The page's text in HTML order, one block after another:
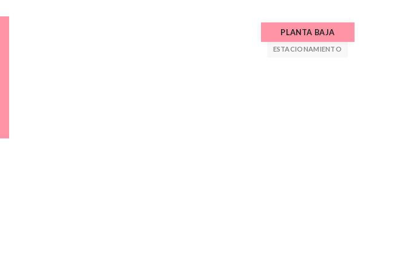
PLANTA BAJA
ESTACIONAMIENTO